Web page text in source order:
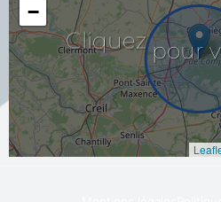
Cliquez
pour
−